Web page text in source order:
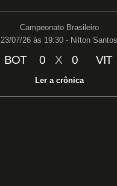
Campeonato Brasileiro
23/07/26 às 19:30 - Nilton Santos
BOT 0 X 0 VIT
Ler a crônica